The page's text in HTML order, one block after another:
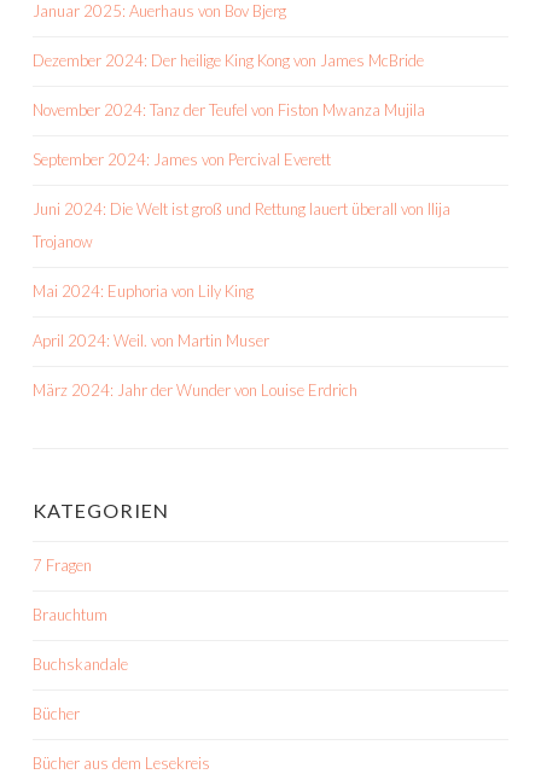
Januar 2025: Auerhaus von Bov Bjerg
Dezember 2024: Der heilige King Kong von James McBride
November 2024: Tanz der Teufel von Fiston Mwanza Mujila
September 2024: James von Percival Everett
Juni 2024: Die Welt ist groß und Rettung lauert überall von Ilija
Trojanow
Mai 2024: Euphoria von Lily King
April 2024: Weil. von Martin Muser
März 2024: Jahr der Wunder von Louise Erdrich
KATEGORIEN
7 Fragen
Brauchtum
Buchskandale
Bücher
Bücher aus dem Lesekreis